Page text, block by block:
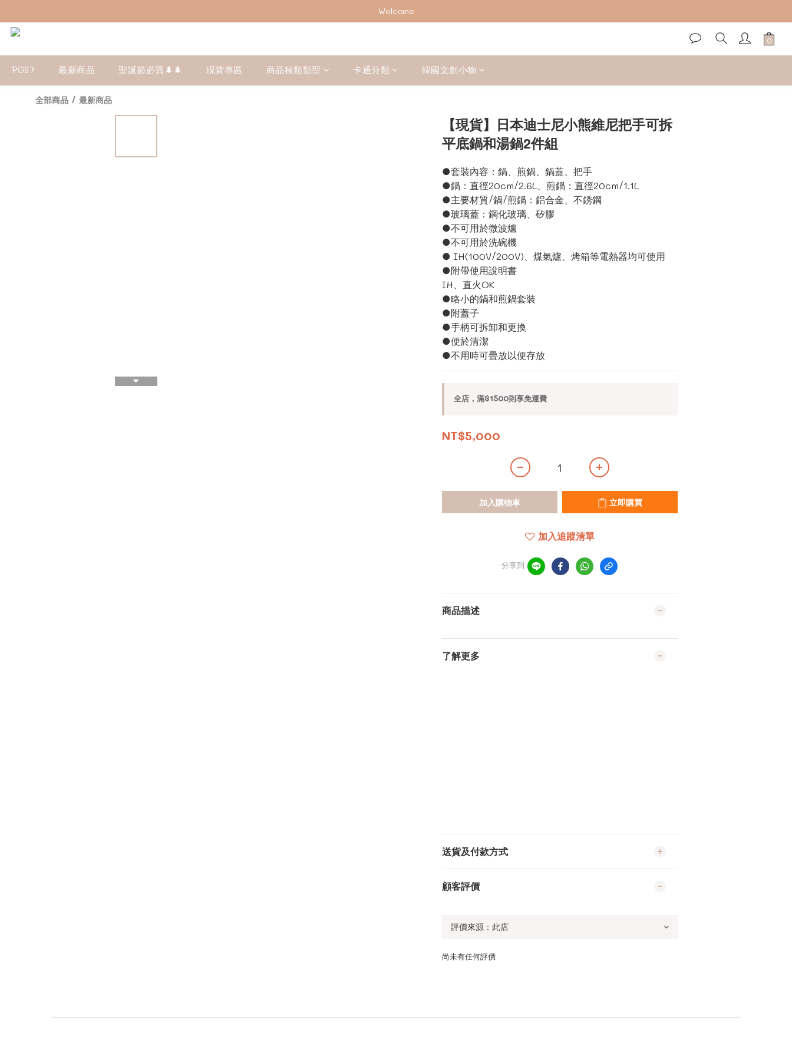
加入會員下單享2%回饋紅利 ❤❤
Welcome
PGS7 最新商品 聖誕節必買🌲🌲 現貨專區 商品種類類型 卡通分類 韓國文創小物
全部商品 / 最新商品
【現貨】日本迪士尼小熊維尼把手可拆
平底鍋和湯鍋2件組
●套裝內容：鍋、煎鍋、鍋蓋、把手
●鍋：直徑20cm/2.6L、煎鍋：直徑20cm/1.1L
●主要材質/鍋/煎鍋：鋁合金、不銹鋼
●玻璃蓋：鋼化玻璃、矽膠
●不可用於微波爐
●不可用於洗碗機
● IH(100V/200V)、煤氣爐、烤箱等電熱器均可使用
●附帶使用說明書
IH、直火OK
●略小的鍋和煎鍋套裝
●附蓋子
●手柄可拆卸和更換
●便於清潔
●不用時可疊放以便存放
全店，滿$1500則享免運費
NT$5,000
加入購物車 立即購買
加入追蹤清單
分享到
商品描述
了解更多
送貨及付款方式
顧客評價
尚未有任何評價